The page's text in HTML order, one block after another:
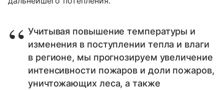
Учитывая повышение температуры и
изменения в поступлении тепла и влаги
в регионе, мы прогнозируем увеличение
интенсивности пожаров и доли пожаров,
уничтожающих леса, а также